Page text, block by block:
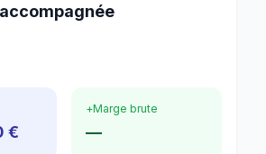
€
+Marge brute
—